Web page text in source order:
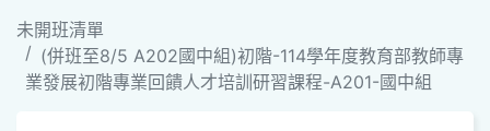
未開班清單
(併班至8/5 A202國中組)初階-114學年度教育部教師專
業發展初階專業回饋人才培訓研習課程-A201-國中組